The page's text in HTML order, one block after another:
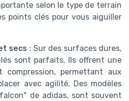
selon le type de terrain
points clés pour vous aiguiller
secs : Sur des surfaces dures,
sont parfaits. Ils offrent une
compression, permettant aux
avec agilité. Des modèles
de adidas, sont souvent